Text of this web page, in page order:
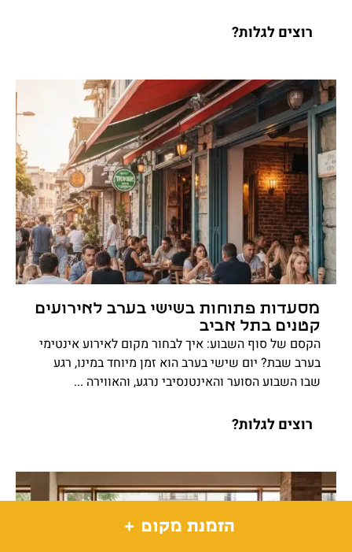
רוצים לגלות?
מסעדות פתוחות בשישי בערב לאירועים
קטנים בתל אביב
הקסם של סוף השבוע: איך לבחור מקום לאירוע אינטימי
בערב שבת? יום שישי בערב הוא זמן מיוחד במינו, רגע
שבו השבוע הסוער והאינטנסיבי נרגע, והאווירה ...
רוצים לגלות?
הזמנת מקום